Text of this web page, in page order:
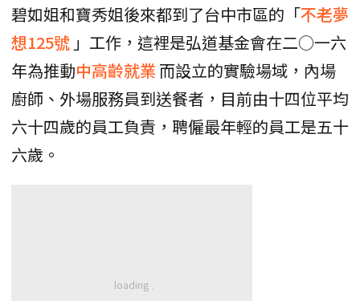
碧如姐和寶秀姐後來都到了台中市區的「不老夢
想125號 」工作，這裡是弘道基金會在二○一六
年為推動中高齡就業 而設立的實驗場域，內場
廚師、外場服務員到送餐者，目前由十四位平均
六十四歲的員工負責，聘僱最年輕的員工是五十
六歲。